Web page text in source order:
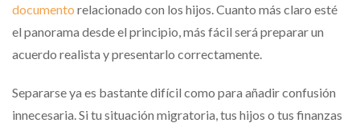
documento relacionado con los hijos. Cuanto más claro esté
el panorama desde el principio, más fácil será preparar un
acuerdo realista y presentarlo correctamente.
Separarse ya es bastante difícil como para añadir confusión
innecesaria. Si tu situación migratoria, tus hijos o tus finanzas